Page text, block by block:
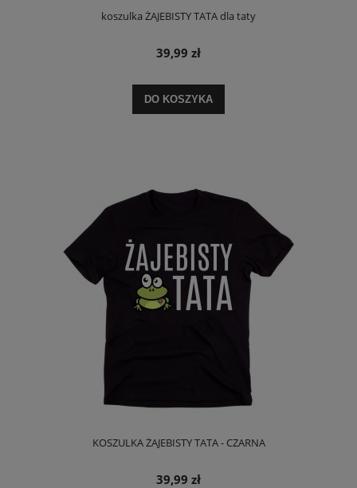
koszulka ŻAJEBISTY TATA dla taty
39,99 zł
DO KOSZYKA
KOSZULKA ŻAJEBISTY TATA - CZARNA
39,99 zł